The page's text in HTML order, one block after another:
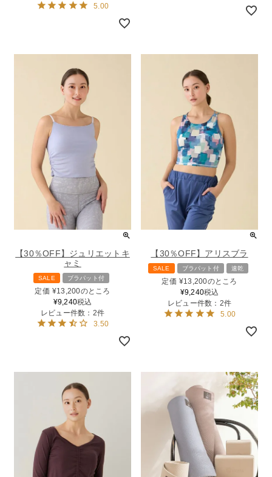
5.00
【30％OFF】ジュリエットキ
ャミ
SALE ブラパット付
定価 ¥13,200のところ
¥9,240税込
レビュー件数：2件
3.50
【30％OFF】アリスブラ
SALE ブラパット付 速乾
定価 ¥13,200のところ
¥9,240税込
レビュー件数：2件
5.00